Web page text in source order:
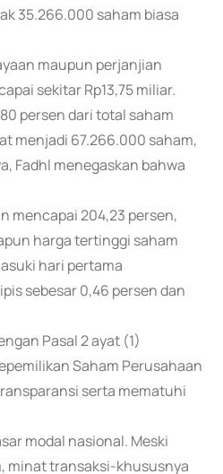
35.266.000 saham biasa
maupun perjanjian
sekitar Rp13,75 miliar.
persen dari total saham
menjadi 67.266.000 saham,
Fadhl menegaskan bahwa
mencapai 204,23 persen,
harga tertinggi saham
hari pertama
sebesar 0,46 persen dan
Pasal 2 ayat (1)
Saham Perusahaan
serta mematuhi
modal nasional. Meski
minat transaksi-khususnya